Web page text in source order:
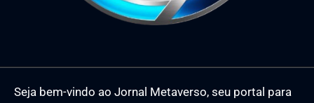
Seja bem-vindo ao Jornal Metaverso, seu portal para